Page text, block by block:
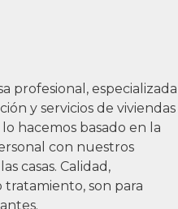
profesional, especializada
y servicios de viviendas
hacemos basado en la
con nuestros
casas. Calidad,
son para